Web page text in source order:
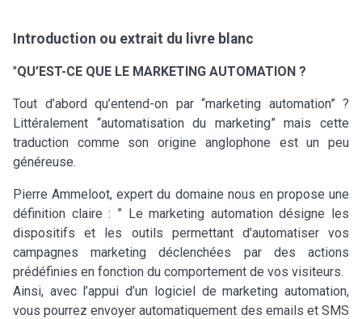
Introduction ou extrait du livre blanc
"QU’EST-CE QUE LE MARKETING AUTOMATION ?
Tout d’abord qu’entend-on par “marketing automation” ?
Littéralement “automatisation du marketing” mais cette
traduction comme son origine anglophone est un peu
généreuse.
Pierre Ammeloot, expert du domaine nous en propose une
définition claire : ” Le marketing automation désigne les
dispositifs et les outils permettant d’automatiser vos
campagnes marketing déclenchées par des actions
prédéfinies en fonction du comportement de vos visiteurs.
Ainsi, avec l’appui d’un logiciel de marketing automation,
vous pourrez envoyer automatiquement des emails et SMS